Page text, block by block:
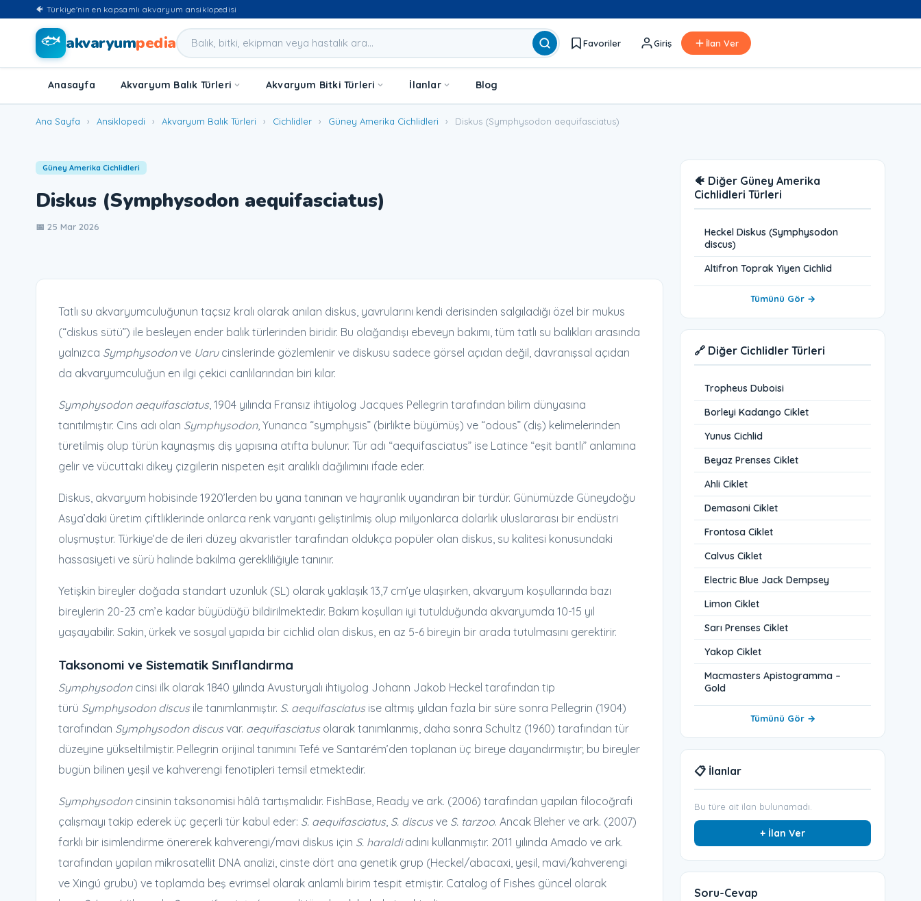
🐠 Türkiye'nin en kapsamlı akvaryum ansiklopedisi
🐟 akvaryumpedia Favoriler Giriş İlan Ver
Anasayfa Akvaryum Balık Türleri Akvaryum Bitki Türleri İlanlar Blog
Ana Sayfa › Ansiklopedi › Akvaryum Balık Türleri › Cichlidler › Güney Amerika Cichlidleri › Diskus (Symphysodon aequifasciatus)
Güney Amerika Cichlidleri
Diskus (Symphysodon aequifasciatus)
📅 25 Mar 2026
Tatlı su akvaryumculuğunun taçsız kralı olarak anılan diskus, yavrularını kendi derisinden salgıladığı özel bir mukus
(“diskus sütü”) ile besleyen ender balık türlerinden biridir. Bu olağandışı ebeveyn bakımı, tüm tatlı su balıkları arasında
yalnızca Symphysodonve Uarucinslerinde gözlemlenir ve diskusu sadece görsel açıdan değil, davranışsal açıdan
da akvaryumculuğun en ilgi çekici canlılarından biri kılar.
Symphysodon aequifasciatus, 1904 yılında Fransız ihtiyolog Jacques Pellegrin tarafından bilim dünyasına
tanıtılmıştır. Cins adı olan Symphysodon, Yunanca “symphysis” (birlikte büyümüş) ve “odous” (diş) kelimelerinden
türetilmiş olup türün kaynaşmış diş yapısına atıfta bulunur. Tür adı “aequifasciatus” ise Latince “eşit bantlı” anlamına
gelir ve vücuttaki dikey çizgilerin nispeten eşit aralıklı dağılımını ifade eder.
Diskus, akvaryum hobisinde 1920’lerden bu yana tanınan ve hayranlık uyandıran bir türdür. Günümüzde Güneydoğu
Asya’daki üretim çiftliklerinde onlarca renk varyantı geliştirilmiş olup milyonlarca dolarlık uluslararası bir endüstri
oluşmuştur. Türkiye’de de ileri düzey akvaristler tarafından oldukça popüler olan diskus, su kalitesi konusundaki
hassasiyeti ve sürü halinde bakılma gerekliliğiyle tanınır.
Yetişkin bireyler doğada standart uzunluk (SL) olarak yaklaşık 13,7 cm’ye ulaşırken, akvaryum koşullarında bazı
bireylerin 20-23 cm’e kadar büyüdüğü bildirilmektedir. Bakım koşulları iyi tutulduğunda akvaryumda 10-15 yıl
yaşayabilir. Sakin, ürkek ve sosyal yapıda bir cichlid olan diskus, en az 5-6 bireyin bir arada tutulmasını gerektirir.
Taksonomi ve Sistematik Sınıflandırma
Symphysodoncinsi ilk olarak 1840 yılında Avusturyalı ihtiyolog Johann Jakob Heckel tarafından tip
türü Symphysodon discus ile tanımlanmıştır. S. aequifasciatus ise altmış yıldan fazla bir süre sonra Pellegrin (1904)
tarafından Symphysodon discus var. aequifasciatus olarak tanımlanmış, daha sonra Schultz (1960) tarafından tür
düzeyine yükseltilmiştir. Pellegrin orijinal tanımını Tefé ve Santarém’den toplanan üç bireye dayandırmıştır; bu bireyler
bugün bilinen yeşil ve kahverengi fenotipleri temsil etmektedir.
Symphysodoncinsinin taksonomisi hâlâ tartışmalıdır. FishBase, Ready ve ark. (2006) tarafından yapılan filocoğrafi
çalışmayı takip ederek üç geçerli tür kabul eder: S. aequifasciatus, S. discus ve S. tarzoo. Ancak Bleher ve ark. (2007)
farklı bir isimlendirme önererek kahverengi/mavi diskus için S. haraldiadını kullanmıştır. 2011 yılında Amado ve ark.
tarafından yapılan mikrosatellit DNA analizi, cinste dört ana genetik grup (Heckel/abacaxi, yeşil, mavi/kahverengi
ve Xingú grubu) ve toplamda beş evrimsel olarak anlamlı birim tespit etmiştir. Catalog of Fishes güncel olarak
🐠 Diğer Güney Amerika
Cichlidleri Türleri
Heckel Diskus (Symphysodon
discus)
Altifron Toprak Yiyen Cichlid
Tümünü Gör →
🔗 Diğer Cichlidler Türleri
Tropheus Duboisi
Borleyi Kadango Ciklet
Yunus Cichlid
Beyaz Prenses Ciklet
Ahli Ciklet
Demasoni Ciklet
Frontosa Ciklet
Calvus Ciklet
Electric Blue Jack Dempsey
Limon Ciklet
Sarı Prenses Ciklet
Yakop Ciklet
Macmasters Apistogramma –
Gold
Tümünü Gör →
📋 İlanlar
Bu türe ait ilan bulunamadı.
+ İlan Ver
Soru-Cevap